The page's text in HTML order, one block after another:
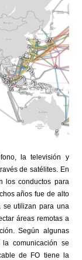
la televisión y
de satélites. En
los conductos para
años fue de alto
se utilizan para una
áreas remotas a
Según algunas
comunicación se
de FO tiene la